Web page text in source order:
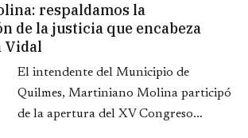
respaldamos la
de la justicia que encabeza
Vidal
El intendente del Municipio de
Quilmes, Martiniano Molina participó
de la apertura del XV Congreso...